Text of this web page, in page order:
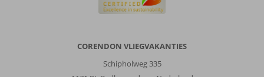
CORENDON VLIEGVAKANTIES
Schipholweg 335